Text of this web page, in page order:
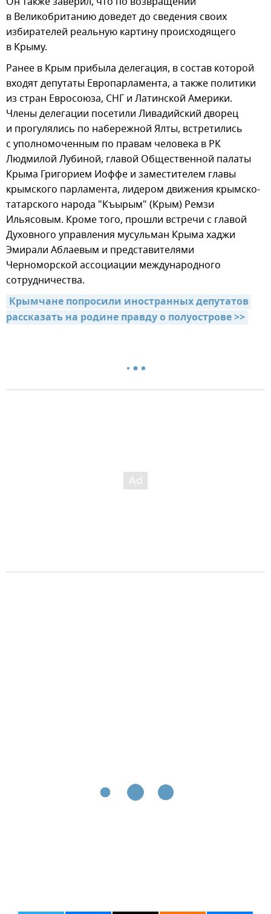
в Великобританию доведет до сведения своих
избирателей реальную картину происходящего
в Крыму.
Ранее в Крым прибыла делегация, в состав которой
входят депутаты Европарламента, а также политики
из стран Евросоюза, СНГ и Латинской Америки.
Члены делегации посетили Ливадийский дворец
и прогулялись по набережной Ялты, встретились
с уполномоченным по правам человека в РК
Людмилой Лубиной, главой Общественной палаты
Крыма Григорием Иоффе и заместителем главы
крымского парламента, лидером движения крымско-
татарского народа "Къырым" (Крым) Ремзи
Ильясовым. Кроме того, прошли встречи с главой
Духовного управления мусульман Крыма хаджи
Эмирали Аблаевым и представителями
Черноморской ассоциации международного
сотрудничества.
Крымчане попросили иностранных депутатов
рассказать на родине правду о полуострове >>